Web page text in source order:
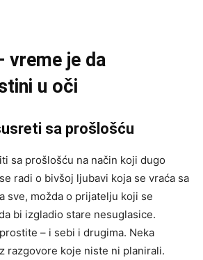
vreme je da
u oči
sa prošlošću
sa prošlošću na način koji dugo
radi o bivšoj ljubavi koja se vraća sa
sve, možda o prijatelju koji se
bi izgladio stare nesuglasice.
– i sebi i drugima. Neka
razgovore koje niste ni planirali.